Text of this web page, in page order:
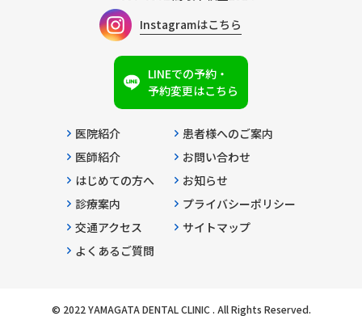
Instagramはこちら
LINEでの予約・
予約変更はこちら
医院紹介
医師紹介
はじめての方へ
診療案内
交通アクセス
よくあるご質問
患者様へのご案内
お問い合わせ
お知らせ
プライバシーポリシー
サイトマップ
© 2022 YAMAGATA DENTAL CLINIC . All Rights Reserved.